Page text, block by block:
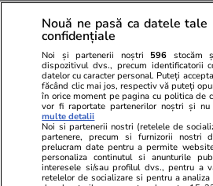
Politică
Florin Manole spune în ce
condiții va vota PSD legea
salarizării în Parlament:
să nu piardă la venituri”
Nouă ne pasă ca datele tale
confidențiale
Noi și partenerii noștri 596 stocăm
dispozitivul dvs., precum identificatorii
datelor cu caracter personal. Puteți
făcând clic mai jos, respectiv vă puteți
în orice moment pe pagina cu politica de
vor fi raportate partenerilor noștri și nu
multe detalii
Noi si partenerii nostri (retelele de
partenere, precum si furnizorii nostri
prelucram date pentru a permite
personaliza continutul si anunturile
interesele si/sau profilul dvs., pentru a
retelelor de socializare si pentru a